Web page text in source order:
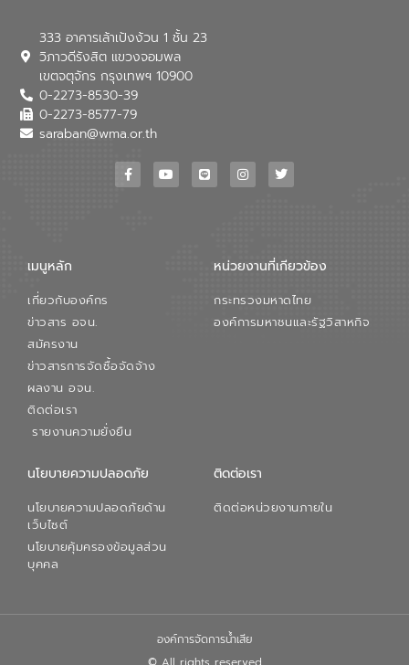
ใช้น้ำที่พุ่งสูงขึ้นจากการขยายตัวของ
การองค์การจัดการน้ำเสีย กล่าวถึงภารกิจ
เพื่อสนับสนุนการพัฒนาเมืองอย่างยั่งยืน
ขณะที่ นายบดินทร์ อุดล กรรมการผู้อำนวย
สมดุลทางเศรษฐกิจและสิ่งแวดล้อมได้อย่าง
ภาคเอกชนในครั้งนี้ นับเป็นก้าวสำคัญของ
องค์การจัดการน้ำเสีย (อจน.) ในการร่วมวาง
333 อาคารเล้าเป้งง้วน 1 ชั้น 23
วิภาวดีรังสิต แขวงจอมพล
เขตจตุจักร กรุงเทพฯ 10900
0-2273-8530-39
0-2273-8577-79
saraban@wma.or.th
เมนูหลัก
เกี่ยวกับองค์กร
ข่าวสาร อจน.
สมัครงาน
ข่าวสารการจัดซื้อจัดจ้าง
ผลงาน อจน.
ติดต่อเรา
รายงานความยั่งยืน
หน่วยงานที่เกียวข้อง
กระทรวงมหาดไทย
องค์การมหาชนและรัฐวิสาหกิจ
นโยบายความปลอดภัย
นโยบายความปลอดภัยด้าน
เว็บไซต์
นโยบายคุ้มครองข้อมูลส่วน
บุคคล
ติดต่อเรา
ติดต่อหน่วยงานภายใน
องค์การจัดการน้ำเสีย